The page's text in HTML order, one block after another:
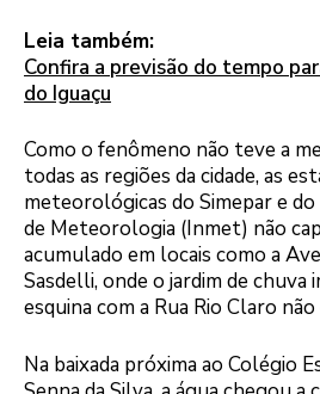
Leia também:
Confira a previsão do tempo
do Iguaçu
Como o fenômeno não teve a
todas as regiões da cidade, as
meteorológicas do Simepar e
de Meteorologia (Inmet) não
acumulado em locais como a
Sasdelli, onde o jardim de chuva
esquina com a Rua Rio Claro
Na baixada próxima ao Colégio